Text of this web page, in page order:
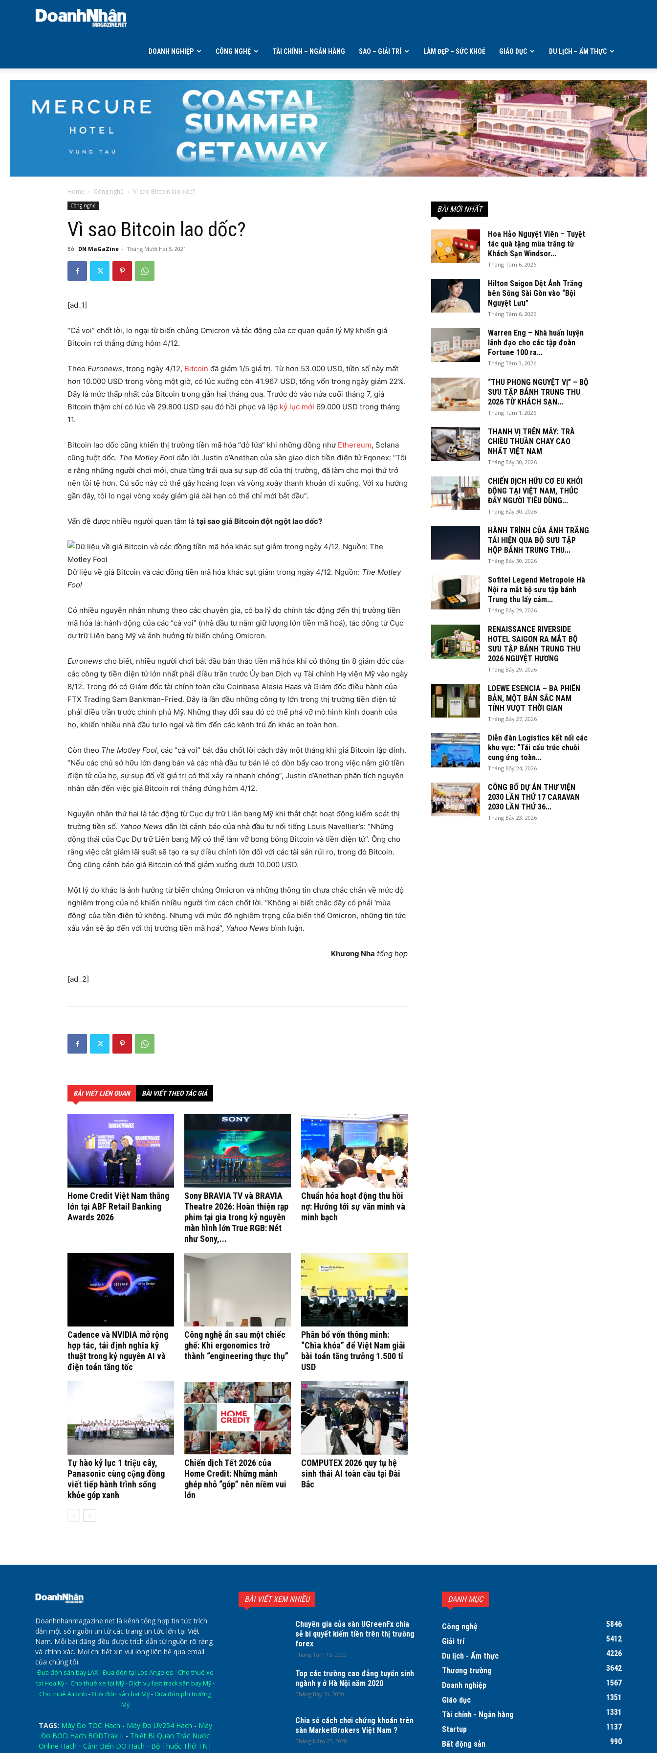
DOANH NGHIỆP CÔNG NGHỆ TÀI CHÍNH – NGÂN HÀNG SAO – GIẢI TRÍ LÀM ĐẸP – SỨC KHOẺ GIÁO DỤC DU LỊCH – ẨM THỰC
Home Công nghệ Vì sao Bitcoin lao dốc?
Công nghệ
Vì sao Bitcoin lao dốc?
Bởi DN MaGaZine - Tháng Mười Hai 5, 2021
[ad_1]
“Cá voi” chốt lời, lo ngại từ biến chủng Omicron và tác động của cơ quan quản lý Mỹ khiến giá
Bitcoin rơi thẳng đứng hôm 4/12.
Theo Euronews, trong ngày 4/12, Bitcoin đã giảm 1/5 giá trị. Từ hơn 53.000 USD, tiền số này mất
hơn 10.000 USD trong vòng một giờ, có lúc xuống còn 41.967 USD, tổng vốn trong ngày giảm 22%.
Đây là mức thấp nhất của Bitcoin trong gần hai tháng qua. Trước đó vào nửa cuối tháng 7, giá
Bitcoin thậm chí có lúc về 29.800 USD sau đó hồi phục và lập kỷ lục mới 69.000 USD trong tháng
11.
Bitcoin lao dốc cũng khiến thị trường tiền mã hóa “đỏ lửa” khi những đồng như Ethereum, Solana
cũng tuột dốc. The Motley Fool dẫn lời Justin d’Anethan của sàn giao dịch tiền điện tử Eqonex: “Tôi
e rằng những người chơi mới, chưa từng trải qua sự sụp đổ của thị trường, đã làm cho mọi thứ trở
nên tồi tệ hơn. Cú sốc này có thể gây hoảng loạn và vòng xoáy thanh khoản đi xuống. Với xu hướng
gần đây, tôi lo ngại vòng xoáy giảm giá dài hạn có thể chỉ mới bắt đầu”.
Vấn đề được nhiều người quan tâm là tại sao giá Bitcoin đột ngột lao dốc?
Dữ liệu về giá Bitcoin và các đồng tiền mã hóa khác sụt giảm trong ngày 4/12. Nguồn: The Motley
Fool
Có nhiều nguyên nhân nhưng theo các chuyên gia, có ba lý do chính tác động đến thị trường tiền
mã hóa là: hành động của các “cá voi” (nhà đầu tư nắm giữ lượng lớn tiền mã hoá), tác động từ Cục
dự trữ Liên bang Mỹ và ảnh hưởng từ biến chủng Omicron.
Euronews cho biết, nhiều người chơi bắt đầu bán tháo tiền mã hóa khi có thông tin 8 giám đốc của
các công ty tiền điện tử lớn nhất phải điều trần trước Ủy ban Dịch vụ Tài chính Hạ viện Mỹ vào ngày
8/12. Trong đó có Giám đốc tài chính toàn cầu Coinbase Alesia Haas và Giám đốc điều hành của
FTX Trading Sam Bankman-Fried. Đây là lần đầu những công ty lớn trong thị trường tiền điện tử
phải điều trần trước chính phủ Mỹ. Những thay đổi sau đó có thể phá vỡ mô hình kinh doanh của
họ, khiến nhiều nhà đầu tư lo ngại và tìm đến các kênh trú ẩn khác an toàn hơn.
Còn theo The Motley Fool, các “cá voi” bắt đầu chốt lời cách đây một tháng khi giá Bitcoin lập đỉnh.
“Nếu các chủ sở hữu lớn đang bán và các nhà đầu tư bán lẻ có đòn bẩy cao trong việc nắm giữ tiền
điện tử của họ, sự sụp đổ về giá trị có thể xảy ra nhanh chóng”, Justin d’Anethan phân tích nguyên
nhân dẫn đến việc giá Bitcoin rơi thẳng đứng hôm 4/12.
Nguyên nhân thứ hai là tác động từ Cục dự trữ Liên bang Mỹ khi thắt chặt hoạt động kiểm soát thị
trường tiền số. Yahoo News dẫn lời cảnh báo của nhà đầu tư nổi tiếng Louis Navellier’s: “Những
động thái của Cục Dự trữ Liên bang Mỹ có thể làm vỡ bong bóng Bitcoin và tiền điện tử”. Ông cho
rằng việc cắt giảm lãi suất sẽ tạo ra sự điều chỉnh lớn đối với các tài sản rủi ro, trong đó Bitcoin.
Ông cũng cảnh báo giá Bitcoin có thể giảm xuống dưới 10.000 USD.
Một lý do khác là ảnh hưởng từ biến chủng Omicron và những thông tin chưa chắc chắn về mức độ
nghiêm trọng của nó khiến nhiều người tìm cách chốt lời. “Không ai biết chắc đây có phải ‘mùa
đông’ của tiền điện tử không. Nhưng với mức độ nghiêm trọng của biến thể Omicron, những tin tức
xấu vẫn sẽ ập đến với thị trường tiền mã hoá”, Yahoo News bình luận.
Khương Nha tổng hợp
[ad_2]
BÀI VIẾT LIÊN QUAN BÀI VIẾT THEO TÁC GIẢ
Home Credit Việt Nam thắng
lớn tại ABF Retail Banking
Awards 2026
Sony BRAVIA TV và BRAVIA
Theatre 2026: Hoàn thiện rạp
phim tại gia trong kỷ nguyên
màn hình lớn True RGB: Nét
như Sony,...
Chuẩn hóa hoạt động thu hồi
nợ: Hướng tới sự văn minh và
minh bạch
Cadence và NVIDIA mở rộng
hợp tác, tái định nghĩa kỹ
thuật trong kỷ nguyên AI và
điện toán tăng tốc
Công nghệ ẩn sau một chiếc
ghế: Khi ergonomics trở
thành “engineering thực thụ”
Phân bổ vốn thông minh:
“Chìa khóa” để Việt Nam giải
bài toán tăng trưởng 1.500 tỉ
USD
Tự hào kỷ lục 1 triệu cây,
Panasonic cùng cộng đồng
viết tiếp hành trình sống
khỏe góp xanh
Chiến dịch Tết 2026 của
Home Credit: Những mảnh
ghép nhỏ “góp” nên niềm vui
lớn
COMPUTEX 2026 quy tụ hệ
sinh thái AI toàn cầu tại Đài
Bắc
BÀI MỚI NHẤT
Hoa Hảo Nguyệt Viên – Tuyệt
tác quà tặng mùa trăng từ
Khách Sạn Windsor...
Tháng Tám 6, 2026
Hilton Saigon Dệt Ánh Trăng
bên Sông Sài Gòn vào “Bội
Nguyệt Lưu”
Tháng Tám 6, 2026
Warren Eng – Nhà huấn luyện
lãnh đạo cho các tập đoàn
Fortune 100 ra...
Tháng Tám 3, 2026
“THU PHONG NGUYỆT VỊ” – BỘ
SƯU TẬP BÁNH TRUNG THU
2026 TỪ KHÁCH SẠN...
Tháng Tám 1, 2026
THANH VỊ TRÊN MÂY: TRÀ
CHIỀU THUẦN CHAY CAO
NHẤT VIỆT NAM
Tháng Bảy 30, 2026
CHIẾN DỊCH HỮU CƠ EU KHỞI
ĐỘNG TẠI VIỆT NAM, THÚC
ĐẨY NGƯỜI TIÊU DÙNG...
Tháng Bảy 30, 2026
HÀNH TRÌNH CỦA ÁNH TRĂNG
TÁI HIỆN QUA BỘ SƯU TẬP
HỘP BÁNH TRUNG THU...
Tháng Bảy 30, 2026
Sofitel Legend Metropole Hà
Nội ra mắt bộ sưu tập bánh
Trung thu lấy cảm...
Tháng Bảy 29, 2026
RENAISSANCE RIVERSIDE
HOTEL SAIGON RA MẮT BỘ
SƯU TẬP BÁNH TRUNG THU
2026 NGUYỆT HƯƠNG
Tháng Bảy 29, 2026
LOEWE ESENCIA – BA PHIÊN
BẢN, MỘT BẢN SẮC NAM
TÍNH VƯỢT THỜI GIAN
Tháng Bảy 27, 2026
Diễn đàn Logistics kết nối các
khu vực: “Tái cấu trúc chuỗi
cung ứng toàn...
Tháng Bảy 24, 2026
CÔNG BỐ DỰ ÁN THƯ VIỆN
2030 LẦN THỨ 17 CARAVAN
2030 LẦN THỨ 36...
Tháng Bảy 23, 2026
Doanhnhanmagazine.net là kênh tổng hợp tin tức trích
dẫn một số nguồn tin từ các trang tin tức lớn tại Việt
Nam. Mỗi bài đăng đều được trích dẫn từ nguồn rõ ràng
và chính xác. Mọi chi tiết xin vui lòng liên hệ qua email
của chúng tôi.
Đưa đón sân bay LAX-Đưa đón tại Los Angeles - Cho thuê xe
tại Hoa Kỳ- Cho thuê xe tại Mỹ- Dịch vụ fast track sân bay Mỹ-
Cho thuê Airbnb -Đưa đón sân bat Mỹ-Đưa đón phi trường
Mỹ
TAGS: Máy Đo TOC Hach - Máy Đo UV254 Hach - Máy
Đo BOD Hach BODTrak II - Thiết Bị Quan Trắc Nước
Online Hach - Cảm Biến DO Hach - Bộ Thuốc Thử TNT
BÀI VIẾT XEM NHIỀU
Chuyên gia của sàn UGreenFx chia
sẻ bí quyết kiếm tiền trên thị trường
forex
Tháng Tám 15, 2020
Top các trường cao đẳng tuyển sinh
ngành y ở Hà Nội năm 2020
Tháng Bảy 30, 2020
Chia sẻ cách chơi chứng khoán trên
sàn MarketBrokers Việt Nam ?
Tháng Năm 25, 2020
DANH MỤC
Công nghệ
5846
Giải trí
5412
Du lịch - Ẩm thực
4226
Thương trường
3642
Doanh nghiệp
1567
Giáo dục
1351
Tài chính - Ngân hàng
1331
Startup
1137
Bất động sản
990